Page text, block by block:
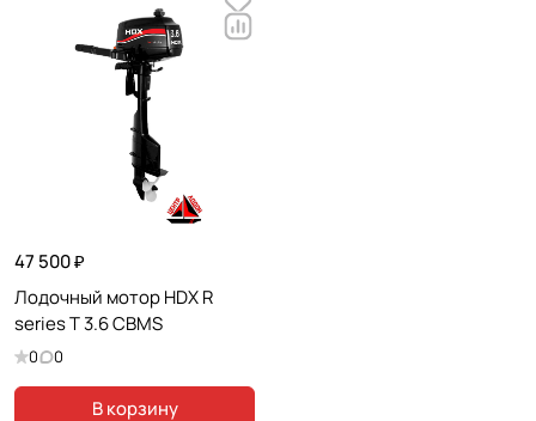
47 500 ₽
Лодочный мотор HDX R
series T 3.6 CBMS
0 0
В корзину